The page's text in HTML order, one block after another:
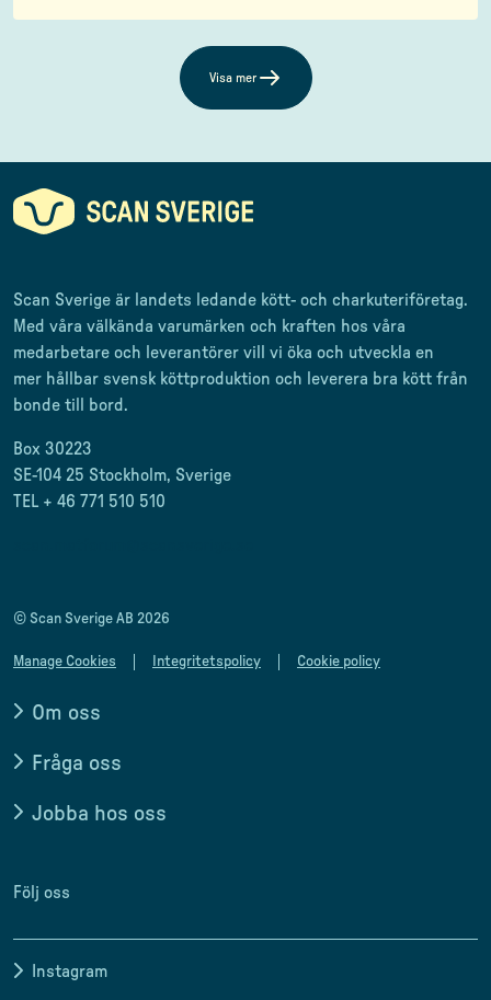
Visa mer
Scan Sverige är landets ledande kött- och charkuteriföretag.
Med våra välkända varumärken och kraften hos våra
medarbetare och leverantörer vill vi öka och utveckla en
mer hållbar svensk köttproduktion och leverera bra kött från
bonde till
bord.
Box 30223
SE-104 25 Stockholm, Sverige
TEL + 46 771 510 510
© Scan Sverige AB 2026
Manage Cookies Integritetspolicy Cookie policy
Om oss
Fråga oss
Jobba hos oss
Följ oss
Instagram